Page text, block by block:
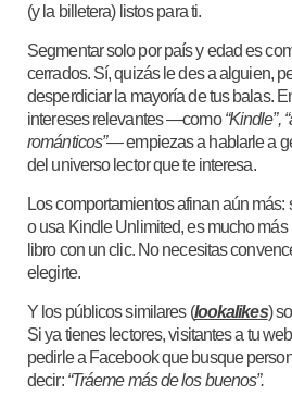
(y la billetera) listos para ti.
Segmentar solo por país y edad es
cerrados. Sí, quizás le des a alguien,
desperdiciar la mayoría de tus balas.
intereses relevantes —como“Kindle”,
románticos”— empiezas a hablarle a
del universo lector que te interesa.
Los comportamientos afinan aún
o usa Kindle Unlimited, es mucho
libro con un clic. No necesitas
elegirte.
Y los públicos similares (lookalikes)
Si ya tienes lectores, visitantes a tu
pedirle a Facebook que busque
decir: “Tráeme más de los buenos”.